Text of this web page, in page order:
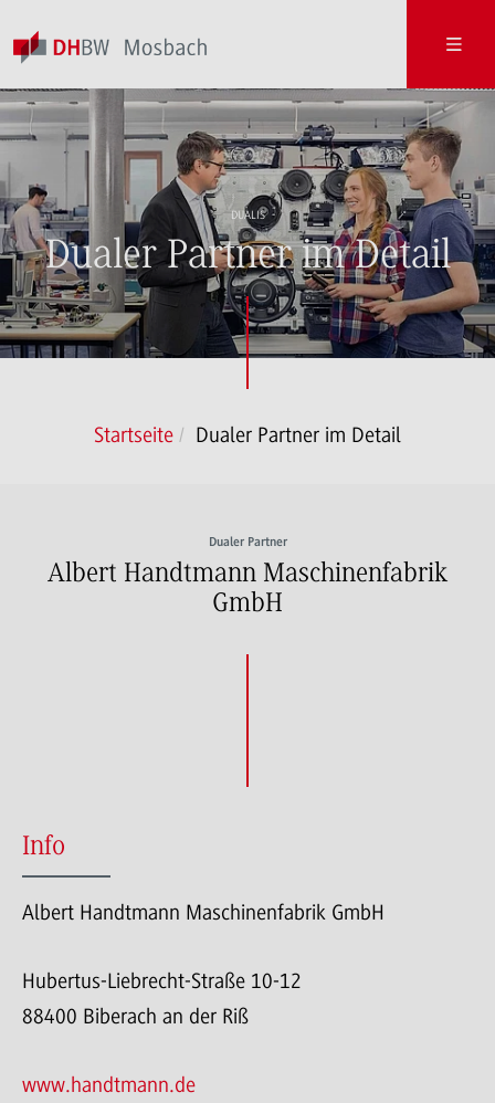
DUALIS
Dualer Partner im Detail
Startseite Dualer Partner im Detail
Dualer Partner
Albert Handtmann Maschinenfabrik
GmbH
Info
Albert Handtmann Maschinenfabrik GmbH
Hubertus-Liebrecht-Straße 10-12
88400 Biberach an der Riß
www.handtmann.de